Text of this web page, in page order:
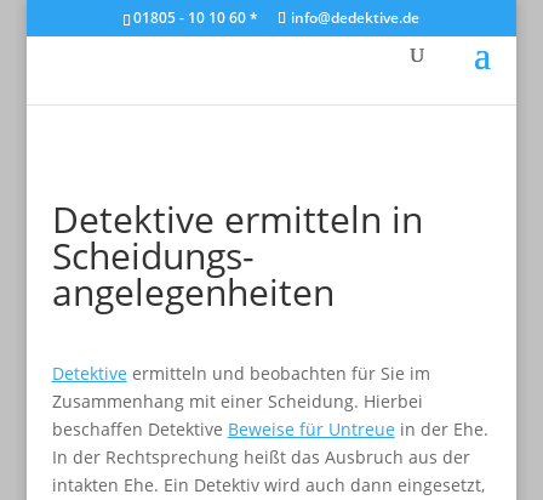
01805 - 10 10 60 * info@dedektive.de
Detektive ermitteln in
Scheidungs­
angelegenheiten
Detektive ermitteln und beobachten für Sie im
Zusammenhang mit einer Scheidung. Hierbei
beschaffen Detektive Beweise für Untreue in der Ehe.
In der Rechtsprechung heißt das Ausbruch aus der
intakten Ehe. Ein Detektiv wird auch dann eingesetzt,